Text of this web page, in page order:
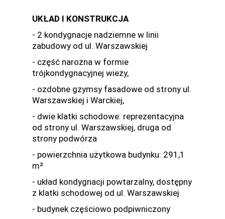
UKŁAD I KONSTRUKCJA
- 2 kondygnacje nadziemne w linii
zabudowy od ul. Warszawskiej
- część narożna w formie
trójkondygnacyjnej wieży,
- ozdobne gzymsy fasadowe od strony ul.
Warszawskiej i Warckiej,
- dwie klatki schodowe: reprezentacyjna
od strony ul. Warszawskiej, druga od
strony podwórza
- powierzchnia użytkowa budynku: 291,1
m²
- układ kondygnacji powtarzalny, dostępny
z klatki schodowej od ul. Warszawskiej
- budynek częściowo podpiwniczony